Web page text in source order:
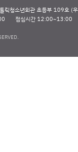
릭청소년회관 초등부 109호 (
점심시간 12:00~13:00